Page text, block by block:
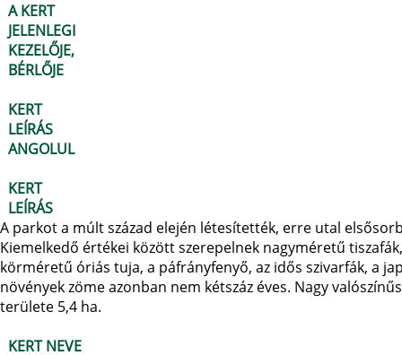
A KERT
JELENLEGI
KEZELŐJE,
BÉRLŐJE
KERT
LEÍRÁS
ANGOLUL
KERT
LEÍRÁS
A parkot a múlt század elején létesítették, erre utal
Kiemelkedő értékei között szerepelnek nagyméretű
körméretű óriás tuja, a páfrányfenyő, az idős szivarfák, a
növények zöme azonban nem kétszáz éves. Nagy
területe 5,4 ha.
KERT NEVE